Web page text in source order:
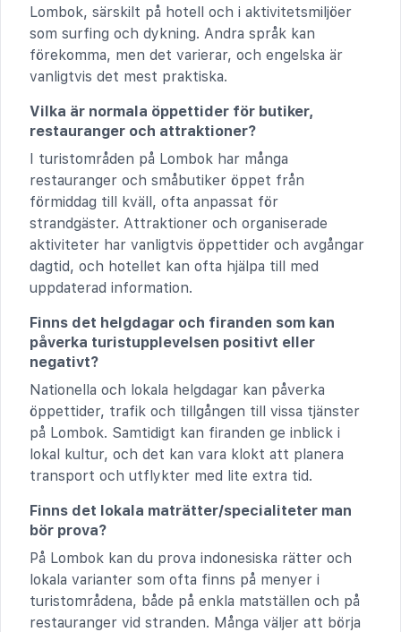
Lombok, särskilt på hotell och i aktivitetsmiljöer
som surfing och dykning. Andra språk kan
förekomma, men det varierar, och engelska är
vanligtvis det mest praktiska.
Vilka är normala öppettider för butiker,
restauranger och attraktioner?
I turistområden på Lombok har många
restauranger och småbutiker öppet från
förmiddag till kväll, ofta anpassat för
strandgäster. Attraktioner och organiserade
aktiviteter har vanligtvis öppettider och avgångar
dagtid, och hotellet kan ofta hjälpa till med
uppdaterad information.
Finns det helgdagar och firanden som kan
påverka turistupplevelsen positivt eller
negativt?
Nationella och lokala helgdagar kan påverka
öppettider, trafik och tillgången till vissa tjänster
på Lombok. Samtidigt kan firanden ge inblick i
lokal kultur, och det kan vara klokt att planera
transport och utflykter med lite extra tid.
Finns det lokala maträtter/specialiteter man
bör prova?
På Lombok kan du prova indonesiska rätter och
lokala varianter som ofta finns på menyer i
turistområdena, både på enkla matställen och på
restauranger vid stranden. Många väljer att börja